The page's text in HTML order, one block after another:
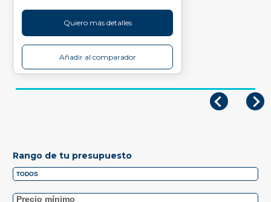
Quiero más detalles
Añadir al comparador
Rango de tu presupuesto